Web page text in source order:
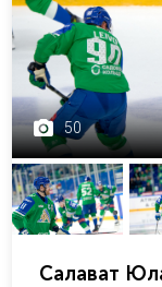
50
Салават